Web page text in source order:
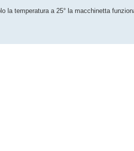
la temperatura a 25° la macchinetta